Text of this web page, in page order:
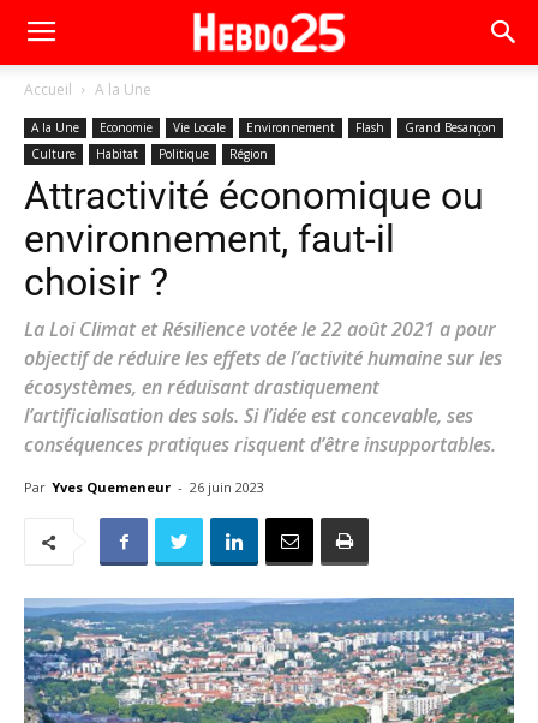
Accueil A la Une
A la Une Economie Vie Locale Environnement Flash
Grand Besançon
Culture
Habitat Politique Région
Attractivité économique ou
environnement, faut-il
choisir ?
La Loi Climat et Résilience votée le 22 août 2021 a pour
objectif de réduire les effets de l’activité humaine sur les
écosystèmes, en réduisant drastiquement
l’artificialisation des sols. Si l’idée est concevable, ses
conséquences pratiques risquent d’être insupportables.
Par Yves Quemeneur - 26 juin 2023